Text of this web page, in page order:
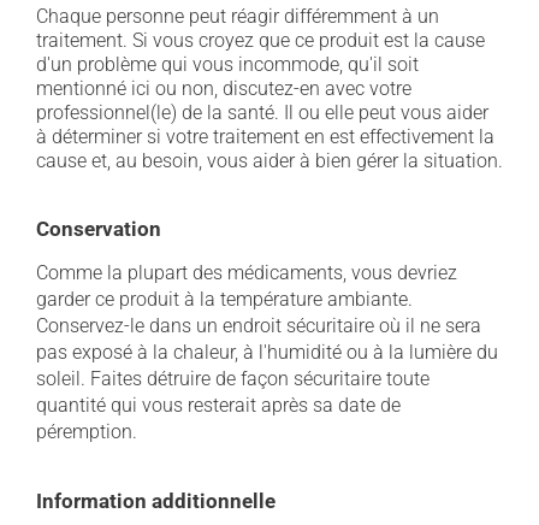
Chaque personne peut réagir différemment à un
traitement. Si vous croyez que ce produit est la cause
d'un problème qui vous incommode, qu'il soit
mentionné ici ou non, discutez-en avec votre
professionnel(le) de la santé. Il ou elle peut vous aider
à déterminer si votre traitement en est effectivement la
cause et, au besoin, vous aider à bien gérer la situation.
Conservation
Comme la plupart des médicaments, vous devriez
garder ce produit à la température ambiante.
Conservez-le dans un endroit sécuritaire où il ne sera
pas exposé à la chaleur, à l'humidité ou à la lumière du
soleil. Faites détruire de façon sécuritaire toute
quantité qui vous resterait après sa date de
péremption.
Information additionnelle